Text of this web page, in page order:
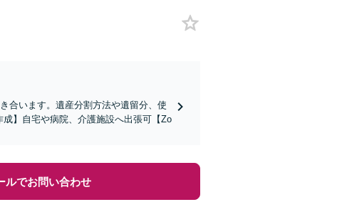
合います。遺産分割方法や遺留分、使
】自宅や病院、介護施設へ出張可【Zo
ルでお問い合わせ